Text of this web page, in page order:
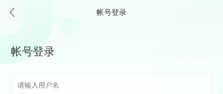
帐号登录
帐号登录